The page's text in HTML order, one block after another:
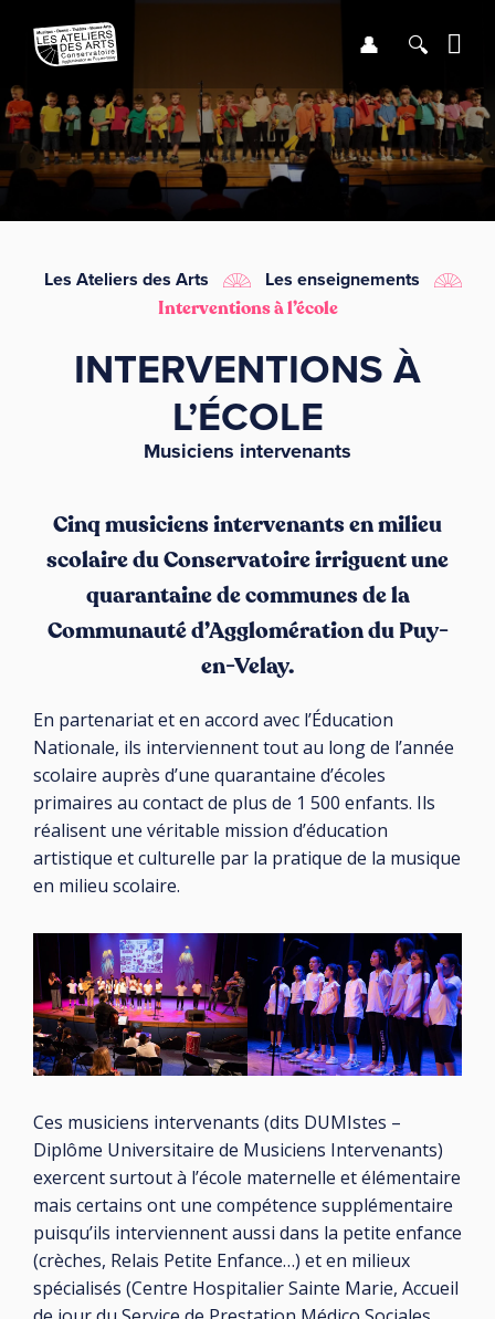
LE CONSERVATOIRE
LES ENSEIGNEMENTS
Se
Les Ateliers des Arts Les enseignements
Interventions à l’école
INTERVENTIONS À
L’ÉCOLE
Musiciens intervenants
Cinq musiciens intervenants en milieu
scolaire du Conservatoire irriguent une
quarantaine de communes de la
Communauté d’Agglomération du Puy-
en-Velay.
En partenariat et en accord avec l’Éducation
Nationale, ils interviennent tout au long de l’année
scolaire auprès d’une quarantaine d’écoles
primaires au contact de plus de 1 500 enfants. Ils
réalisent une véritable mission d’éducation
artistique et culturelle par la pratique de la musique
en milieu scolaire.
Ces musiciens intervenants (dits DUMIstes –
Diplôme Universitaire de Musiciens Intervenants)
exercent surtout à l’école maternelle et élémentaire
mais certains ont une compétence supplémentaire
puisqu’ils interviennent aussi dans la petite enfance
(crèches, Relais Petite Enfance…) et en milieux
spécialisés (Centre Hospitalier Sainte Marie, Accueil